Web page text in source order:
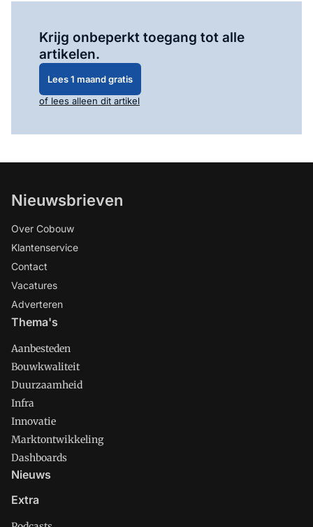
Krijg onbeperkt toegang tot alle
artikelen.
Lees 1 maand gratis
of lees alleen dit artikel
Nieuwsbrieven
Over Cobouw
Klantenservice
Contact
Vacatures
Adverteren
Thema's
Aanbesteden
Bouwkwaliteit
Duurzaamheid
Infra
Innovatie
Marktontwikkeling
Dashboards
Nieuws
Extra